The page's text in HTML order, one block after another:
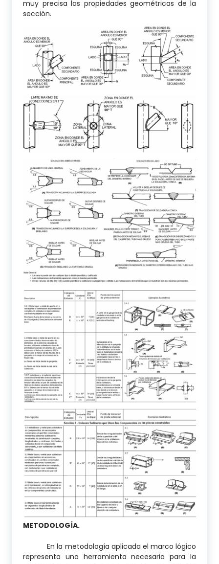
muy precisa las propiedades geométricas de la
sección.
METODOLOGÍA.
En la metodología aplicada el marco lógico
representa una herramienta necesaria para la